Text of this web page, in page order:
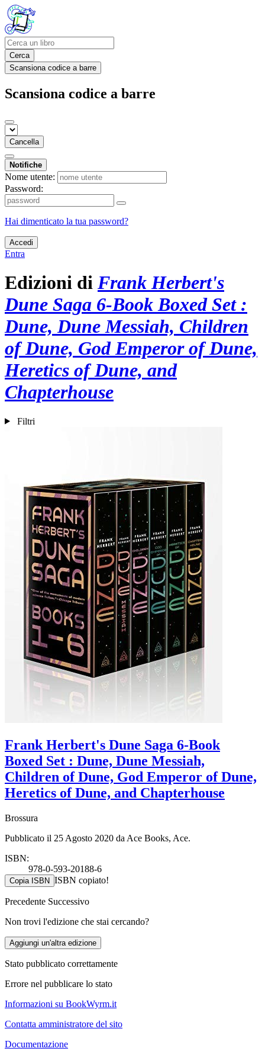
Cerca
Scansiona codice a barre
Scansiona codice a barre
Cancella
Notifiche
Nome utente:
Password:
Hai dimenticato la tua password?
Accedi
Entra
Edizioni di Frank Herbert's
Dune Saga 6-Book Boxed Set :
Dune, Dune Messiah, Children
of Dune, God Emperor of Dune,
Heretics of Dune, and
Chapterhouse
Filtri
Frank Herbert's Dune Saga 6-Book
Boxed Set : Dune, Dune Messiah,
Children of Dune, God Emperor of Dune,
Heretics of Dune, and Chapterhouse
Brossura
Pubblicato il 25 Agosto 2020 da Ace Books, Ace.
ISBN:
978-0-593-20188-6
Copia ISBN ISBN copiato!
Precedente Successivo
Non trovi l'edizione che stai cercando?
Aggiungi un'altra edizione
Stato pubblicato correttamente
Errore nel pubblicare lo stato
Informazioni su BookWyrm.it
Contatta amministratore del sito
Documentazione